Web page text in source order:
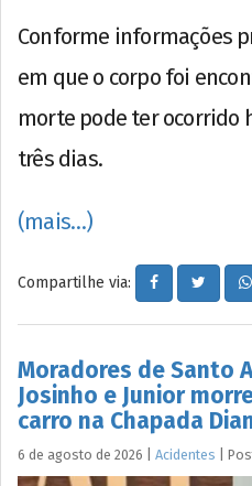
Conforme informações
em que o corpo foi
morte pode ter ocorrido
três dias.
(mais…)
Compartilhe via:
Moradores de Santo
Josinho e Junior
carro na Chapada
6 de agosto de 2026 Acidentes